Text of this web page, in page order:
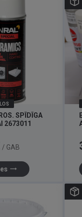
SPĪDĪGA
2673011
/ GAB
trending_flat